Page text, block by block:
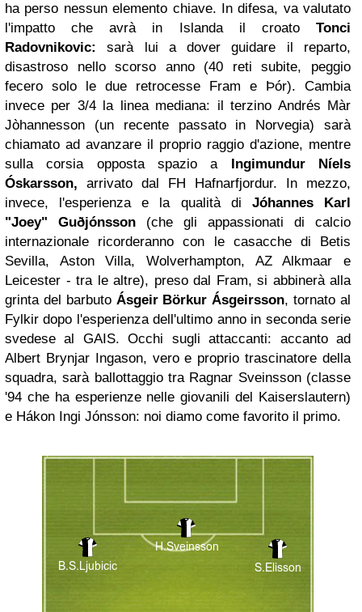
ha perso nessun elemento chiave. In difesa, va valutato
l'impatto che avrà in Islanda il croato Tonci
Radovnikovic:sarà lui a dover guidare il reparto,
disastroso nello scorso anno (40 reti subite, peggio
fecero solo le due retrocesse Fram e Þór). Cambia
invece per 3/4 la linea mediana: il terzino Andrés Màr
Jòhannesson (un recente passato in Norvegia) sarà
chiamato ad avanzare il proprio raggio d'azione, mentre
sulla corsia opposta spazio a Ingimundur Níels
Óskarsson, arrivato dal FH Hafnarfjordur. In mezzo,
invece, l'esperienza e la qualità di Jóhannes Karl
"Joey" Guðjónsson (che gli appassionati di calcio
internazionale ricorderanno con le casacche di Betis
Sevilla, Aston Villa, Wolverhampton, AZ Alkmaar e
Leicester - tra le altre), preso dal Fram, si abbinerà alla
grinta del barbuto Ásgeir Börkur Ásgeirsson, tornato al
Fylkir dopo l'esperienza dell'ultimo anno in seconda serie
svedese al GAIS. Occhi sugli attaccanti: accanto ad
Albert Brynjar Ingason, vero e proprio trascinatore della
squadra, sarà ballottaggio tra Ragnar Sveinsson (classe
'94 che ha esperienze nelle giovanili del Kaiserslautern)
e Hákon Ingi Jónsson: noi diamo come favorito il primo.